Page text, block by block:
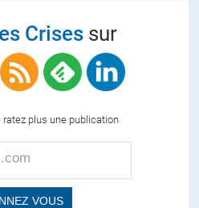
et pillés par les US, bientôt le dollar
et que sais-je encore…
08h59
de cette fin programmée du
Crisessur
ratez plus une publication